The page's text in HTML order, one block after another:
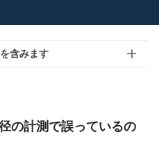
含みます
の計測で誤っているの